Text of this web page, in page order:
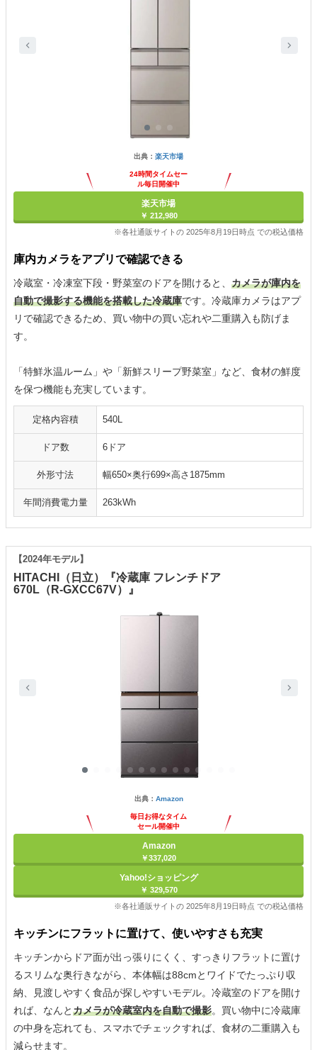
出典： 楽天市場
24時間タイムセー
ル毎日開催中
楽天市場
￥ 212,980
※各社通販サイトの 2025年8月19日時点 での税込価格
庫内カメラをアプリで確認できる
冷蔵室・冷凍室下段・野菜室のドアを開けると、 カメラが庫内を
自動で撮影する機能を搭載した冷蔵庫です。冷蔵庫カメラはアプ
リで確認できるため、買い物中の買い忘れや二重購入も防げま
す。
「特鮮氷温ルーム」や「新鮮スリープ野菜室」など、食材の鮮度
を保つ機能も充実しています。
定格内容積 540L
ドア数 6ドア
外形寸法 幅650×奥行699×高さ1875mm
年間消費電力量 263kWh
HITACHI（日立）『冷蔵庫 フレンチドア
670L（R-GXCC67V）』
【2024年モデル】
出典： Amazon
毎日お得なタイム
セール開催中
Amazon
￥337,020
Yahoo!ショッピング
￥ 329,570
※各社通販サイトの 2025年8月19日時点 での税込価格
キッチンにフラットに置けて、使いやすさも充実
キッチンからドア面が出っ張りにくく、すっきりフラットに置け
るスリムな奥行きながら、本体幅は88cmとワイドでたっぷり収
納、見渡しやすく食品が探しやすいモデル。冷蔵室のドアを開け
れば、なんとカメラが冷蔵室内を自動で撮影。買い物中に冷蔵庫
の中身を忘れても、スマホでチェックすれば、食材の二重購入も
減らせます。